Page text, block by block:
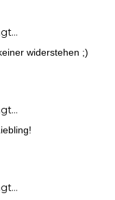
widerstehen ;)